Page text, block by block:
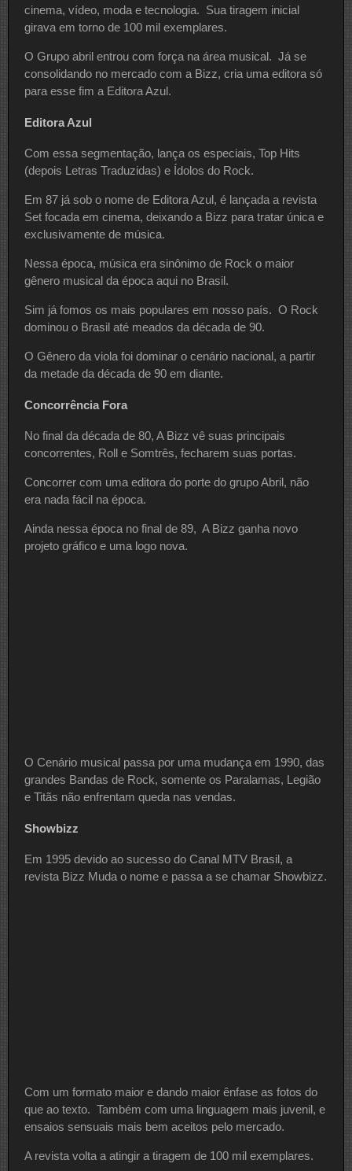
cinema, vídeo, moda e tecnologia. Sua tiragem inicial
girava em torno de 100 mil exemplares.
O Grupo abril entrou com força na área musical. Já se
consolidando no mercado com a Bizz, cria uma editora só
para esse fim a Editora Azul.
Editora Azul
Com essa segmentação, lança os especiais, Top Hits
(depois Letras Traduzidas) e Ídolos do Rock.
Em 87 já sob o nome de Editora Azul, é lançada a revista
Set focada em cinema, deixando a Bizz para tratar única e
exclusivamente de música.
Nessa época, música era sinônimo de Rock o maior
gênero musical da época aqui no Brasil.
Sim já fomos os mais populares em nosso país. O Rock
dominou o Brasil até meados da década de 90.
O Gênero da viola foi dominar o cenário nacional, a partir
da metade da década de 90 em diante.
Concorrência Fora
No final da década de 80, A Bizz vê suas principais
concorrentes, Roll e Somtrês, fecharem suas portas.
Concorrer com uma editora do porte do grupo Abril, não
era nada fácil na época.
Ainda nessa época no final de 89, A Bizz ganha novo
projeto gráfico e uma logo nova.
O Cenário musical passa por uma mudança em 1990, das
grandes Bandas de Rock, somente os Paralamas, Legião
e Titãs não enfrentam queda nas vendas.
Showbizz
Em 1995 devido ao sucesso do Canal MTV Brasil, a
revista Bizz Muda o nome e passa a se chamar Showbizz.
Com um formato maior e dando maior ênfase as fotos do
que ao texto. Também com uma linguagem mais juvenil, e
ensaios sensuais mais bem aceitos pelo mercado.
A revista volta a atingir a tiragem de 100 mil exemplares.